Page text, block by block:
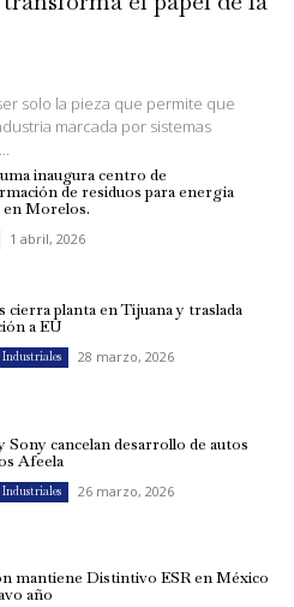
solo la pieza que permite que
marcada por sistemas
inaugura centro de
de residuos para energía
en Morelos.
1 abril, 2026
cierra planta en Tijuana y traslada
a EU
Industriales 28 marzo, 2026
Sony cancelan desarrollo de autos
Afeela
Industriales 26 marzo, 2026
mantiene Distintivo ESR en México
año